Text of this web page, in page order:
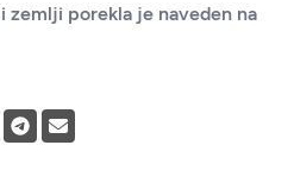
zemlji porekla je naveden na